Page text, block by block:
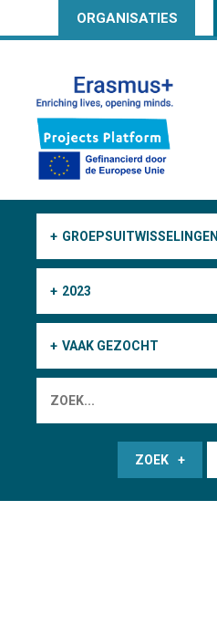
ORGANISATIES
GROEPSUITWISSELINGEN
2023
VAAK GEZOCHT
ZOEK